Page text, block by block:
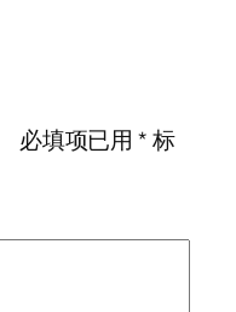
必填项已用*标